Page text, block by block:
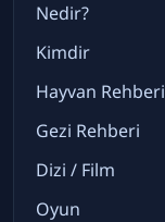
Nedir?
Kimdir
Hayvan Rehberi
Gezi Rehberi
Dizi / Film
Oyun